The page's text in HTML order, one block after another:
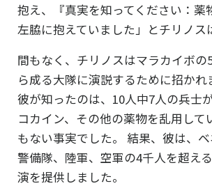
抱え、『真実を知ってください：薬
左脇に抱えていました」とチリノス
間もなく、チリノスはマラカイボの
ら成る大隊に演説するために招かれ
彼が知ったのは、10人中7人の兵士
コカイン、その他の薬物を乱用して
もない事実でした。 結果、彼は、
警備隊、陸軍、空軍の4千人を超え
演を提供しました。